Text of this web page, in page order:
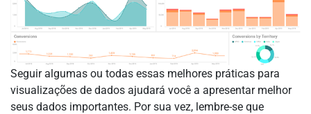
Seguir algumas ou todas essas melhores práticas para
visualizações de dados ajudará você a apresentar melhor
seus dados importantes. Por sua vez, lembre-se que